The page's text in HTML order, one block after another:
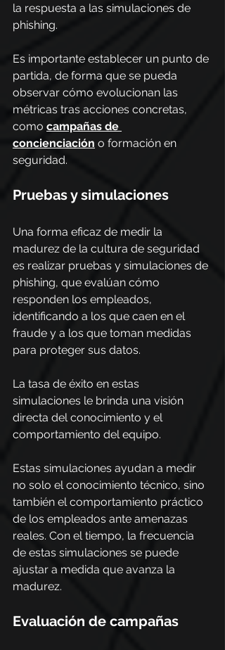
la respuesta a las simulaciones de
phishing.
Es importante establecer un punto de
partida, de forma que se pueda
observar cómo evolucionan las
métricas tras acciones concretas,
como campañas de
concienciación o formación en
seguridad.
Pruebas y simulaciones
Una forma eficaz de medir la
madurez de la cultura de seguridad
es realizar pruebas y simulaciones de
phishing, que evalúan cómo
responden los empleados,
identificando a los que caen en el
fraude y a los que toman medidas
para proteger sus datos.
La tasa de éxito en estas
simulaciones le brinda una visión
directa del conocimiento y el
comportamiento del equipo.
Estas simulaciones ayudan a medir
no solo el conocimiento técnico, sino
también el comportamiento práctico
de los empleados ante amenazas
reales. Con el tiempo, la frecuencia
de estas simulaciones se puede
ajustar a medida que avanza la
madurez.
Evaluación de campañas